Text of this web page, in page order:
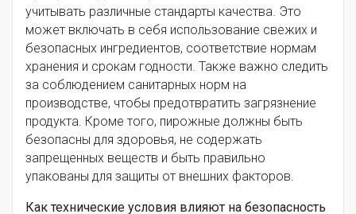
учитывать различные стандарты качества. Это
может включать в себя использование свежих и
безопасных ингредиентов, соответствие нормам
хранения и срокам годности. Также важно следить
за соблюдением санитарных норм на
производстве, чтобы предотвратить загрязнение
продукта. Кроме того, пирожные должны быть
безопасны для здоровья, не содержать
запрещенных веществ и быть правильно
упакованы для защиты от внешних факторов.
Как технические условия влияют на безопасность